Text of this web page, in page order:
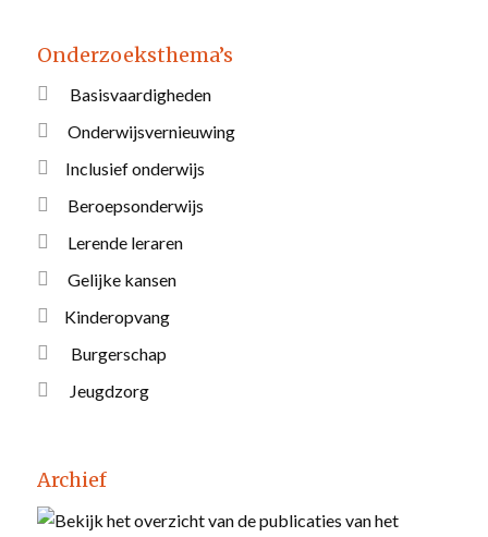
Onderzoeksthema’s
Basisvaardigheden
Onderwijsvernieuwing
Inclusief onderwijs
Beroepsonderwijs
Lerende leraren
Gelijke kansen
Kinderopvang
Burgerschap
Jeugdzorg
Archief